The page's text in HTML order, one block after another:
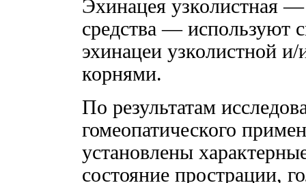
Эхинацея узколистная —
средства — используют
эхинацеи узколистной
корнями.
По результатам
гомеопатического
установлены
состояние прострации,